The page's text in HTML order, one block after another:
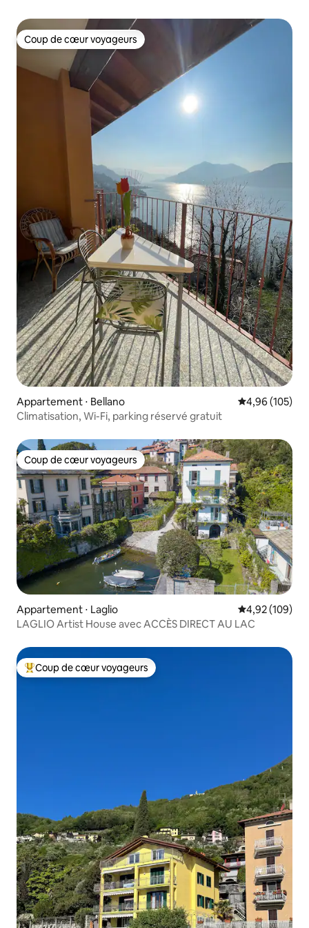
Coup de cœur voyageurs
Coup de cœur voyageurs
Appartement ⋅ Bellano Évaluation
4,96 (105)
Climatisation, Wi-Fi, parking réservé gratuit
Coup de cœur voyageurs
Coup de cœur voyageurs
Appartement ⋅ Laglio Évaluation
4,92 (109)
LAGLIO Artist House avec ACCÈS DIRECT AU LAC
Coups de cœur voyageurs les plus appréciés
Coup de cœur voyageurs